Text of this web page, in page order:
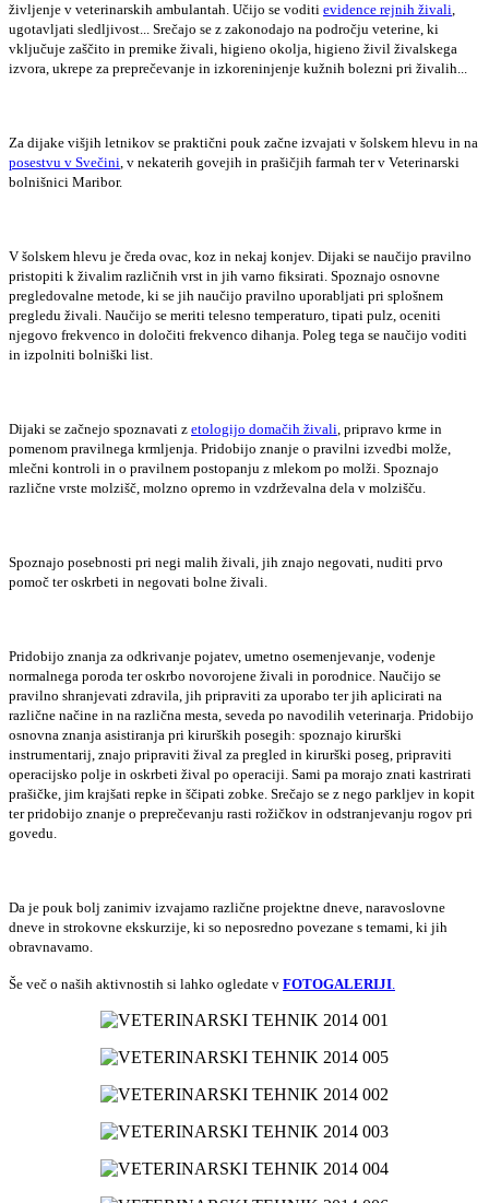
življenje v veterinarskih ambulantah. Učijo se voditi evidence rejnih živali,
ugotavljati sledljivost... Srečajo se z zakonodajo na področju veterine, ki
vključuje zaščito in premike živali, higieno okolja, higieno živil živalskega
izvora, ukrepe za preprečevanje in izkoreninjenje kužnih bolezni pri živalih...
Za dijake višjih letnikov se praktični pouk začne izvajati v šolskem hlevu in na
posestvu v Svečini, v nekaterih govejih in prašičjih farmah ter v Veterinarski
bolnišnici Maribor.
V šolskem hlevu je čreda ovac, koz in nekaj konjev. Dijaki se naučijo pravilno
pristopiti k živalim različnih vrst in jih varno fiksirati. Spoznajo osnovne
pregledovalne metode, ki se jih naučijo pravilno uporabljati pri splošnem
pregledu živali. Naučijo se meriti telesno temperaturo, tipati pulz, oceniti
njegovo frekvenco in določiti frekvenco dihanja. Poleg tega se naučijo voditi
in izpolniti bolniški list.
Dijaki se začnejo spoznavati z etologijo domačih živali, pripravo krme in
pomenom pravilnega krmljenja. Pridobijo znanje o pravilni izvedbi molže,
mlečni kontroli in o pravilnem postopanju z mlekom po molži. Spoznajo
različne vrste molzišč, molzno opremo in vzdrževalna dela v molzišču.
Spoznajo posebnosti pri negi malih živali, jih znajo negovati, nuditi prvo
pomoč ter oskrbeti in negovati bolne živali.
Pridobijo znanja za odkrivanje pojatev, umetno osemenjevanje, vodenje
normalnega poroda ter oskrbo novorojene živali in porodnice. Naučijo se
pravilno shranjevati zdravila, jih pripraviti za uporabo ter jih aplicirati na
različne načine in na različna mesta, seveda po navodilih veterinarja. Pridobijo
osnovna znanja asistiranja pri kirurških posegih: spoznajo kirurški
instrumentarij, znajo pripraviti žival za pregled in kirurški poseg, pripraviti
operacijsko polje in oskrbeti žival po operaciji. Sami pa morajo znati kastrirati
prašičke, jim krajšati repke in ščipati zobke. Srečajo se z nego parkljev in kopit
ter pridobijo znanje o preprečevanju rasti rožičkov in odstranjevanju rogov pri
govedu.
Da je pouk bolj zanimiv izvajamo različne projektne dneve, naravoslovne
dneve in strokovne ekskurzije, ki so neposredno povezane s temami, ki jih
obravnavamo.
Še več o naših aktivnostih si lahko ogledate v FOTOGALERIJI.